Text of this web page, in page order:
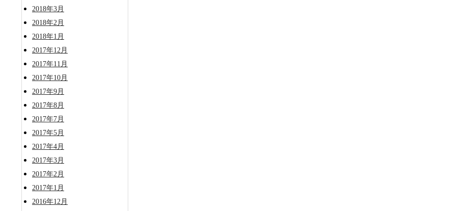
2018年3月
2018年2月
2018年1月
2017年12月
2017年11月
2017年10月
2017年9月
2017年8月
2017年7月
2017年5月
2017年4月
2017年3月
2017年2月
2017年1月
2016年12月